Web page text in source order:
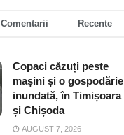
Comentarii Recente
Copaci căzuți peste
mașini și o gospodărie
inundată, în Timișoara
și Chișoda
AUGUST 7, 2026